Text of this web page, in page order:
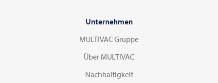
Unternehmen
MULTIVAC Gruppe
Über MULTIVAC
Nachhaltigkeit